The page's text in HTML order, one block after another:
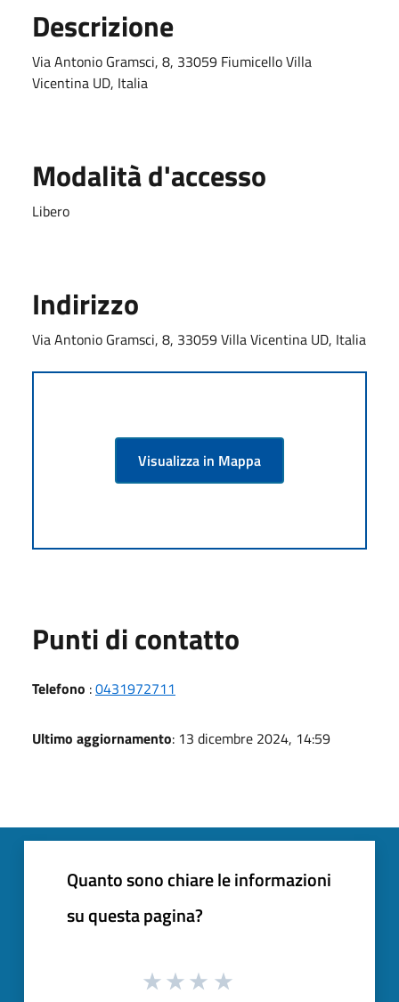
Descrizione
Via Antonio Gramsci, 8, 33059 Fiumicello Villa
Vicentina UD, Italia
Modalità d'accesso
Libero
Indirizzo
Via Antonio Gramsci, 8, 33059 Villa Vicentina UD, Italia
Visualizza in Mappa
Punti di contatto
Telefono :0431972711
Ultimo aggiornamento: 13 dicembre 2024, 14:59
Quanto sono chiare le informazioni
su questa pagina?